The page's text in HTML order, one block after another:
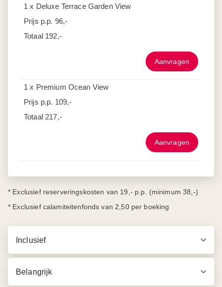
1 x Deluxe Terrace Garden View
Prijs p.p. 96,-
Totaal192,-
Aanvragen
1 x Premium Ocean View
Prijs p.p. 109,-
Totaal217,-
Aanvragen
* Exclusief reserveringskosten van 19,- p.p. (minimum 38,-)
* Exclusief calamiteitenfonds van 2,50 per boeking
Inclusief
Belangrijk